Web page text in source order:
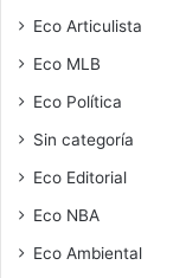
Eco Articulista
Eco MLB
Eco Política
Sin categoría
Eco Editorial
Eco NBA
Eco Ambiental